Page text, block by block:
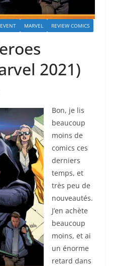
EVENT MARVEL REVIEW COMICS
2021)
Bon, je lis
beaucoup
moins de
comics ces
derniers
temps, et
très peu de
nouveautés.
J’en achète
beaucoup
moins, et ai
un énorme
retard dans